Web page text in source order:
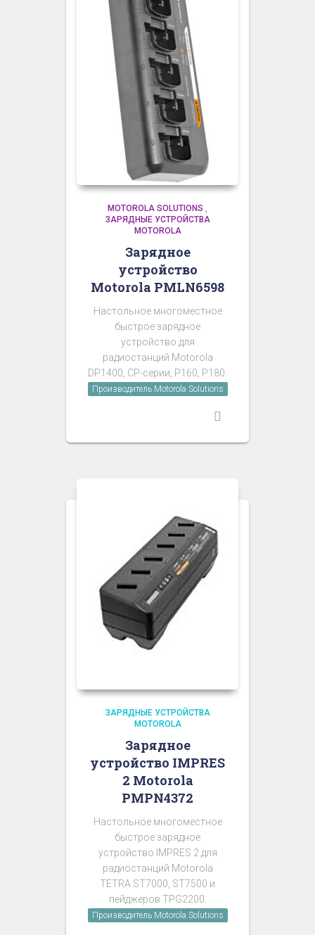
MOTOROLA SOLUTIONS
ЗАРЯДНЫЕ УСТРОЙСТВА
MOTOROLA
Зарядное
устройство
Motorola PMLN6598
Настольное многоместное
быстрое зарядное
устройство для
радиостанций Motorola
DP1400, CP-серии, P160, P180.
Производитель Motorola Solutions
ЗАРЯДНЫЕ УСТРОЙСТВА
MOTOROLA
Зарядное
устройство IMPRES
2 Motorola
PMPN4372
Настольное многоместное
быстрое зарядное
устройство IMPRES 2 для
радиостанций Motorola
TETRA ST7000, ST7500 и
пейджеров TPG2200.
Производитель Motorola Solutions